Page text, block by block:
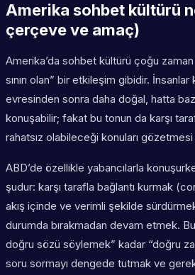
Amerika sohbet kültürü
çerçeve ve amaç)
Amerika’da sohbet kültürü çoğu
sınırı olan” bir etkileşim gibidir. İnsanlar
evresinden sonra daha doğal, hatta
konuşabilir; fakat bu tonun da karşı
rahatsız olabileceği konuları
ABD’de özellikle yabancılarla
şudur: karşı tarafla bağlantı kurmak
akış içinde ve verimli şekilde
durumda bırakmadan devam etmek.
doğru sözü söylemek” kadar “doğru
soru sormayı dengede tutmak ve